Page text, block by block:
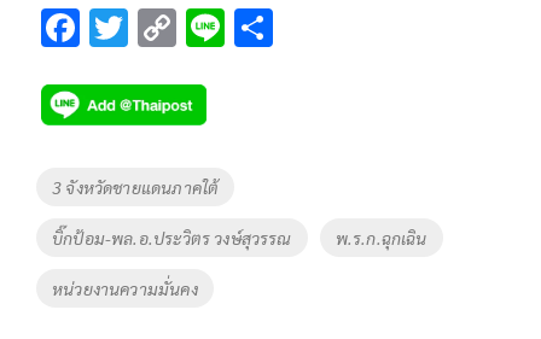
F
e
b
o
o
k
T
tt
er
C
p
y
Li
n
k
Li
Tags
3 จังหวัดชายแดนภาคใต้
บิ๊กป้อม-พล.อ.ประวิตร วงษ์สุวรรณ พ.ร.ก.ฉุกเฉิน
หน่วยงานความมั่นคง